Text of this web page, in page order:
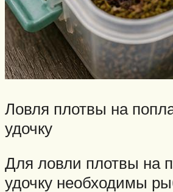
Ловля плотвы на
удочку
Для ловли плотвы на
удочку необходимы